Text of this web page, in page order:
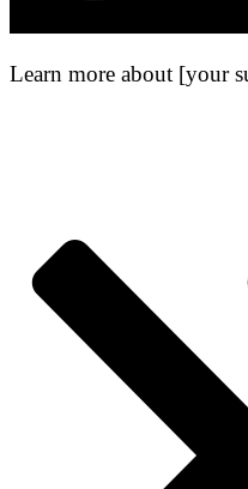
Learn more about [your